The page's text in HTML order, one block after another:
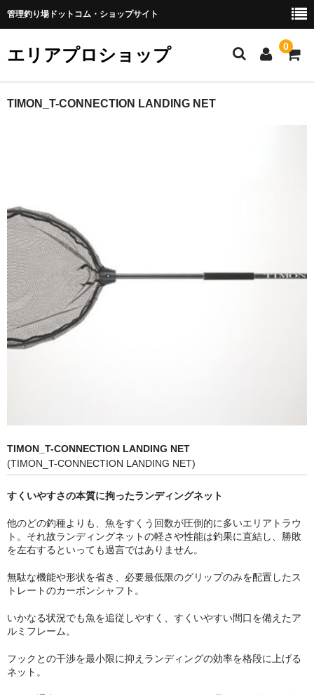
管理釣り場ドットコム・ショップサイト
エリアプロショップ 0
HOME
サウリブ
コール(KHOR)
ティモン(TIMON)
DeepParadox
ベルベットアーツ
ショップブログ
特定商取引法
TIMON_T-CONNECTION LANDING NET
TIMON_T-CONNECTION LANDING NET
(TIMON_T-CONNECTION LANDING NET)
すくいやすさの本質に拘ったランディングネット
他のどの釣種よりも、魚をすくう回数が圧倒的に多いエリアトラウ
ト。それ故ランディングネットの軽さや性能は釣果に直結し、勝敗
を左右するといっても過言ではありません。
無駄な機能や形状を省き、必要最低限のグリップのみを配置したス
トレートのカーボンシャフト。
いかなる状況でも魚を追従しやすく、すくいやすい間口を備えたア
ルミフレーム。
フックとの干渉を最小限に抑えランディングの効率を格段に上げる
ネット。